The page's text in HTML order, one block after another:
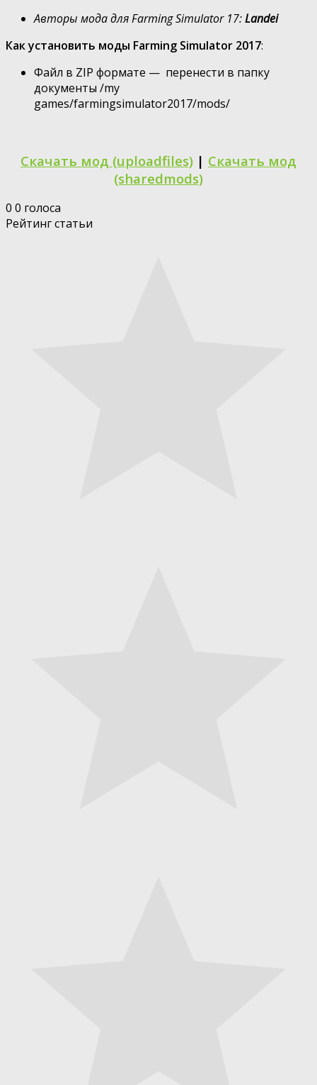
Авторы мода для Farming Simulator 17:Landei
Как установить моды Farming Simulator 2017:
Файл в ZIP формате — перенести в папку
документы /my
games/farmingsimulator2017/mods/
Скачать мод (uploadfiles) | Скачать мод
(sharedmods)
0 0 голоса
Рейтинг статьи